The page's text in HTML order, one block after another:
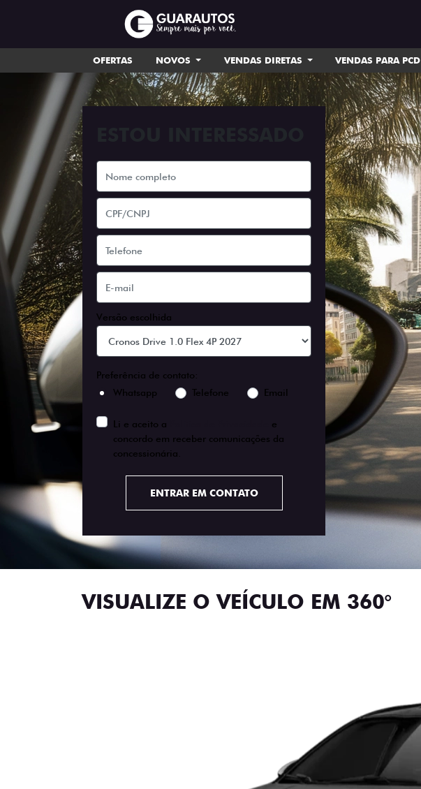
OFERTAS NOVOS VENDAS DIRETAS VENDAS PARA PCD
Versão escolhida
Preferência de contato:
Whatsapp
Telefone Email
Li e aceito a
e
concordo em receber comunicações da
concessionária.
ENTRAR EM CONTATO
VISUALIZE O VEÍCULO EM 360°